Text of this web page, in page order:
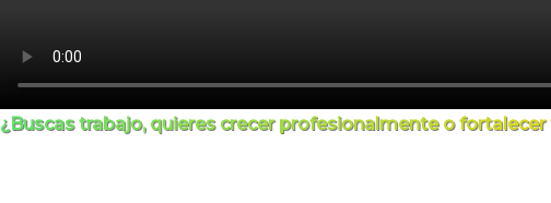
¿Buscas trabajo, quieres crecer profesionalmente o fortalecer